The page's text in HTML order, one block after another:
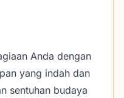
Anda dengan
yang indah dan
sentuhan budaya